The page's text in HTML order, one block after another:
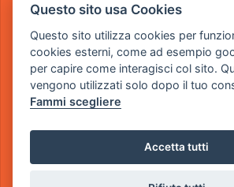
tel.: +39 030 376 2377
pec: powergamesrl@legalmail.it
LINK UTILI
Chi siamo
Informazioni generali
Questo sito usa Cookies
Questo sito utilizza cookies per
cookies esterni, come ad esempio
per capire come interagisci col sito.
vengono utilizzati solo dopo il tuo
Fammi scegliere
Accetta tutti